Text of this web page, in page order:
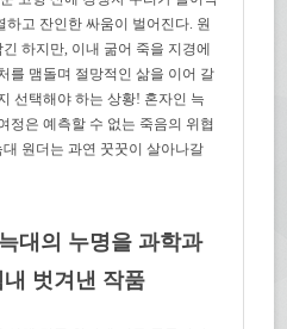
하고 잔인한 싸움이 벌어진다. 원
하지만, 이내 굶어 죽을 지경에
를 맴돌며 절망적인 삶을 이어 갈
선택해야 하는 상황! 혼자인 늑
정은 예측할 수 없는 죽음의 위협
원더는 과연 꿋꿋이 살아나갈
대의 누명을 과학과
벗겨낸 작품